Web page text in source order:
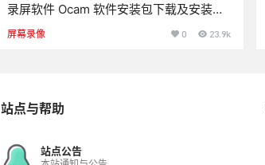
录屏软件 Ocam 软件安装包下载及安装教
屏幕录像 0 23.9k
站点与帮助
站点公告